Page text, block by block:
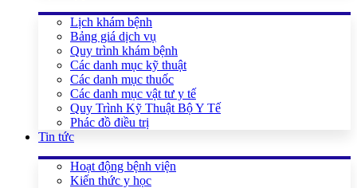
Lịch khám bệnh
Bảng giá dịch vụ
Quy trình khám bệnh
Các danh mục kỹ thuật
Các danh mục thuốc
Các danh mục vật tư y tế
Quy Trình Kỹ Thuật Bộ Y Tế
Phác đồ điều trị
Tin tức
Hoạt động bệnh viện
Kiến thức y học